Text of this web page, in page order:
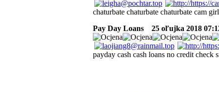
chaturbate chaturbate chaturbate cam
Pay Day Loans
25 oľujka 2018
payday cash cash loans no credit check